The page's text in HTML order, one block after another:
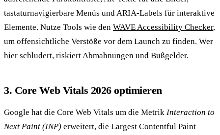
tastaturnavigierbare Menüs und ARIA-Labels für interaktive
Elemente. Nutze Tools wie den WAVE Accessibility Checker,
um offensichtliche Verstöße vor dem Launch zu finden. Wer
hier schludert, riskiert Abmahnungen und Bußgelder.
3. Core Web Vitals 2026 optimieren
Google hat die Core Web Vitals um die Metrik Interaction to
Next Paint (INP) erweitert, die Largest Contentful Paint